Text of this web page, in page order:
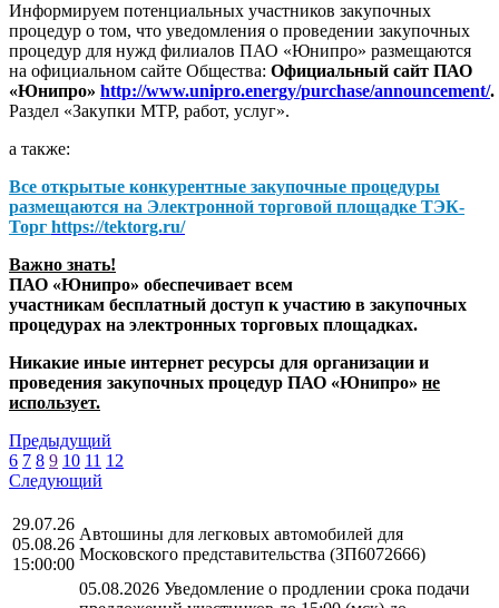
Информируем потенциальных участников закупочных
процедур о том, что уведомления о проведении закупочных
процедур для нужд филиалов ПАО «Юнипро» размещаются
на официальном сайте Общества: Официальный сайт ПАО
«Юнипро» http://www.unipro.energy/purchase/announcement/.
Раздел «Закупки МТР, работ, услуг».
а также:
Все открытые конкурентные закупочные процедуры
размещаются на Электронной торговой площадке ТЭК-
Торг https://tektorg.ru/
Важно знать!
ПАО «Юнипро» обеспечивает всем
участникам бесплатный доступ к участию в закупочных
процедурах на электронных торговых площадках.
Никакие иные интернет ресурсы для организации и
проведения закупочных процедур ПАО «Юнипро» не
использует.
Предыдущий
6 7 8 9 10 11 12
Следующий
29.07.26
05.08.26
15:00:00
Автошины для легковых автомобилей для
Московского представительства (ЗП6072666)
05.08.2026 Уведомление о продлении срока подачи